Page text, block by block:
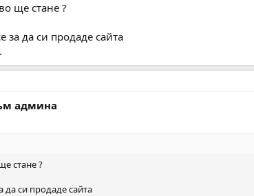
ще стане ?
за да си продаде сайта
админа
стане ?
да си продаде сайта